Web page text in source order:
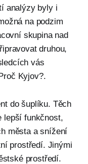
analýzy byly i
na podzim
skupina nad
druhou,
vás
Kyjov?.
do šuplíku. Těch
lepší funkčnost,
města a snížení
prostředí. Jinými
prostředí.